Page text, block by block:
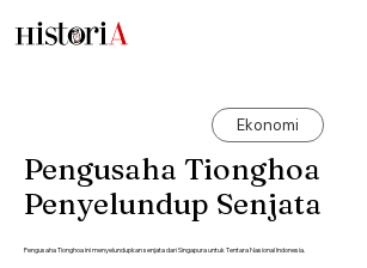
Ekonomi
Pengusaha Tionghoa
Penyelundup Senjata
Pengusaha Tionghoa ini menyelundupkan senjata dari Singapura untuk Tentara Nasional Indonesia.